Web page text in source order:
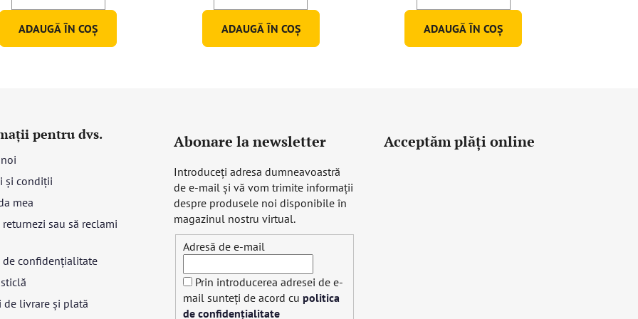
ADAUGĂ ÎN COŞ ADAUGĂ ÎN COŞ ADAUGĂ ÎN COŞ
pentru dvs.
și condiții
mea
returnezi sau să reclami
de confidențialitate
de livrare și plată
Abonare la newsletter
Introduceţi adresa dumneavoastră
de e-mail şi vă vom trimite informaţii
despre produsele noi disponibile în
magazinul nostru virtual.
Adresă de e-mail
Prin introducerea adresei de e-
mail sunteți de acord cu politica
de confidențialitate
Acceptăm plăţi online